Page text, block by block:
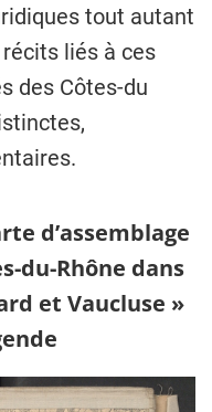
tout autant
liés à ces
des Côtes-du
d’assemblage
du-Rhône dans
et Vaucluse »